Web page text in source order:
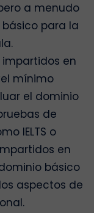
a menudo
para la
en
mínimo
el dominio
de
IELTS o
en
básico
aspectos de